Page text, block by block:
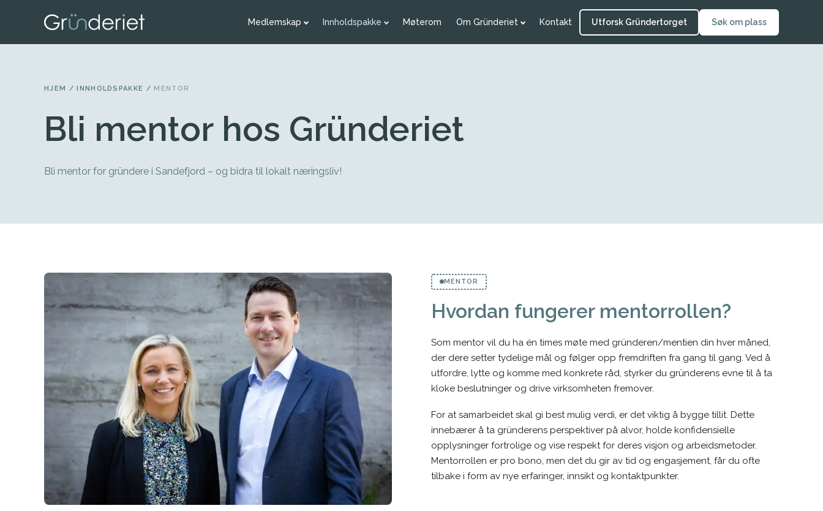
Medlemskap Innholdspakke Møterom Om Gründeriet Kontakt Utforsk Gründertorget Søk om plass
HJEM /INNHOLDSPAKKE / MENTOR
Bli mentor hos Gründeriet
Bli mentor for gründere i Sandefjord – og bidra til lokalt næringsliv!
MENTOR
Hvordan fungerer mentorrollen?
Som mentor vil du ha én times møte med gründeren/mentien din hver måned,
der dere setter tydelige mål og følger opp fremdriften fra gang til gang. Ved å
utfordre, lytte og komme med konkrete råd, styrker du gründerens evne til å ta
kloke beslutninger og drive virksomheten fremover.
For at samarbeidet skal gi best mulig verdi, er det viktig å bygge tillit. Dette
innebærer å ta gründerens perspektiver på alvor, holde konfidensielle
opplysninger fortrolige og vise respekt for deres visjon og arbeidsmetoder.
Mentorrollen er pro bono, men det du gir av tid og engasjement, får du ofte
tilbake i form av nye erfaringer, innsikt og kontaktpunkter.